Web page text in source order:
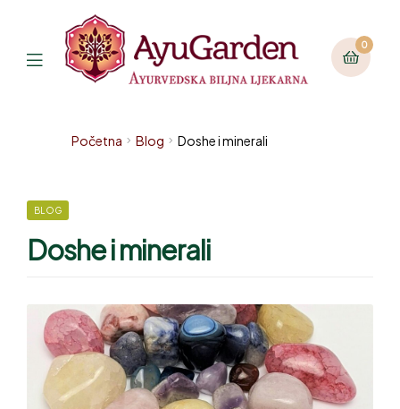
0
Početna Blog Doshe i minerali
BLOG
Doshe i minerali